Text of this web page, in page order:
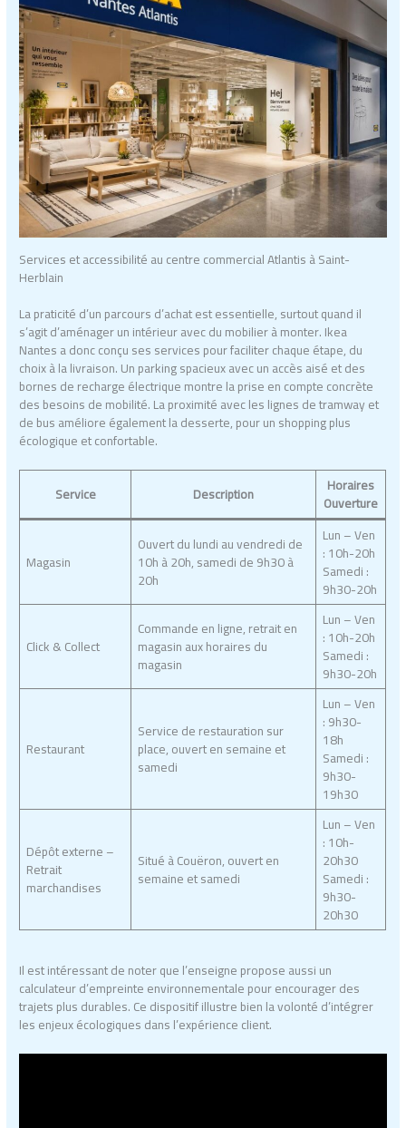
Services et accessibilité au centre commercial Atlantis à Saint-
Herblain
La praticité d’un parcours d’achat est essentielle, surtout quand il
s’agit d’aménager un intérieur avec du mobilier à monter. Ikea
Nantes a donc conçu ses services pour faciliter chaque étape, du
choix à la livraison. Un parking spacieux avec un accès aisé et des
bornes de recharge électrique montre la prise en compte concrète
des besoins de mobilité. La proximité avec les lignes de tramway et
de bus améliore également la desserte, pour un shopping plus
écologique et confortable.
Service Description Horaires
Ouverture
Magasin
Ouvert du lundi au vendredi de
10h à 20h, samedi de 9h30 à
20h
Lun – Ven
: 10h-20h
Samedi :
9h30-20h
Click & Collect
Commande en ligne, retrait en
magasin aux horaires du
magasin
Lun – Ven
: 10h-20h
Samedi :
9h30-20h
Restaurant
Service de restauration sur
place, ouvert en semaine et
samedi
Lun – Ven
: 9h30-
18h
Samedi :
9h30-
19h30
Dépôt externe –
Retrait
marchandises
Situé à Couëron, ouvert en
semaine et samedi
Lun – Ven
: 10h-
20h30
Samedi :
9h30-
20h30
Il est intéressant de noter que l’enseigne propose aussi un
calculateur d’empreinte environnementale pour encourager des
trajets plus durables. Ce dispositif illustre bien la volonté d’intégrer
les enjeux écologiques dans l’expérience client.